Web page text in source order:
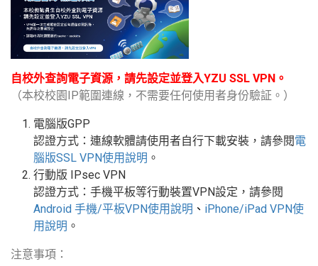
自校外查詢電子資源，請先設定並登入YZU SSL VPN。
（本校校園IP範圍連線，不需要任何使用者身份驗証。）
電腦版GPP
認證方式：連線軟體請使用者自行下載安裝，請參閱電
腦版SSL VPN使用說明 。
行動版
IPsec VPN
認證方式：手機平板等行動裝置VPN設定 ，請參閱
Android 手機/平板VPN使用說明 、 iPhone/iPad VPN使
用說明 。
注意事項：